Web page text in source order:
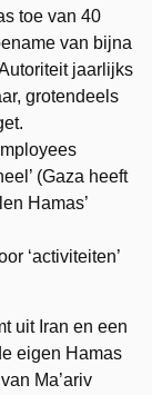
toe van 40
van bijna
jaarlijks
grotendeels
(Gaza heeft
Hamas’
‘activiteiten’
uit Iran en een
eigen Hamas
Ma’ariv